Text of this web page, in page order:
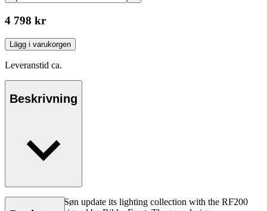
4 798 kr
Lägg i varukorgen
Leveranstid ca.
Beskrivning
Carl Hansen & Søn update its lighting collection with the RF200